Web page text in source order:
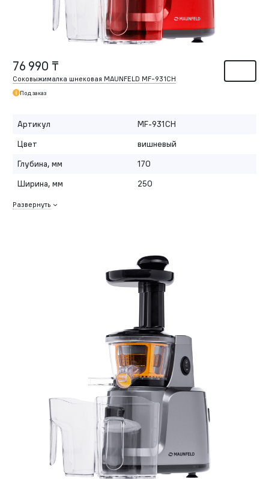
76 990 ₸
Соковыжималка шнековая MAUNFELD MF-931CH
Под заказ
Артикул
MF-931CH
Цвет
вишневый
Глубина, мм
170
Ширина, мм
250
Развернуть